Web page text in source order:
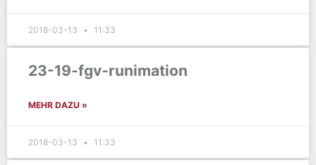
2018-03-13 11:33
23-19-fgv-runimation
MEHR DAZU »
2018-03-13 11:33